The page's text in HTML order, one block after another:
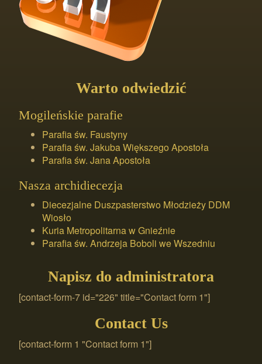
Warto odwiedzić
Mogileńskie parafie
Parafia św. Faustyny
Parafia św. Jakuba Większego Apostoła
Parafia św. Jana Apostoła
Nasza archidiecezja
Diecezjalne Duszpasterstwo Młodzieży DDM
Wiosło
Kuria Metropolitarna w Gnieźnie
Parafia św. Andrzeja Boboli we Wszedniu
Napisz do administratora
[contact-form-7 id="226" title="Contact form 1"]
Contact Us
[contact-form 1 "Contact form 1"]